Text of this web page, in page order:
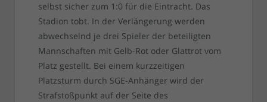
selbst sicher zum 1:0 für die Eintracht. Das
Stadion tobt. In der Verlängerung werden
abwechselnd je drei Spieler der beteiligten
Mannschaften mit Gelb-Rot oder Glattrot vom
Platz gestellt. Bei einem kurzzeitigen
Platzsturm durch SGE-Anhänger wird der
Strafstoßpunkt auf der Seite des